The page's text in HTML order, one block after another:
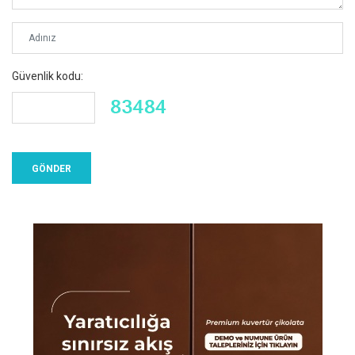
Güvenlik kodu: